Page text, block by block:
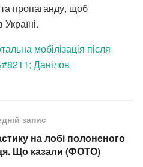
пропаганду, щоб
мобілізація після
Данілов
запис
на лобі полоненого
Що казали (ФОТО)